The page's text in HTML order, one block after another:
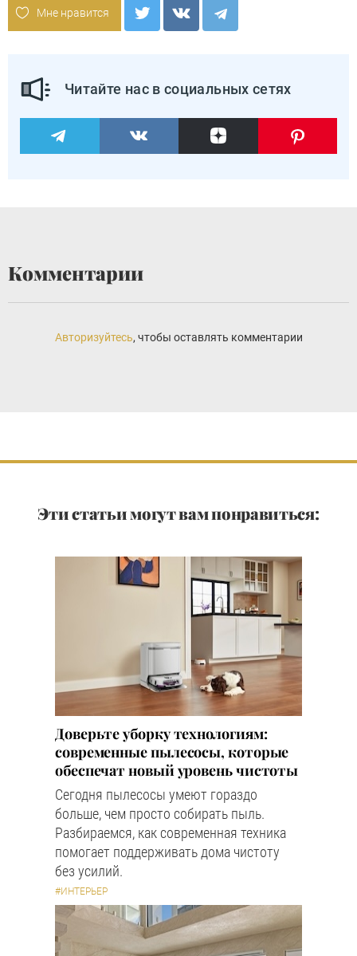
Мне нравится
Читайте нас в социальных сетях
Комментарии
Авторизуйтесь, чтобы оставлять комментарии
Эти статьи могут вам понравиться:
Доверьте уборку технологиям:
современные пылесосы, которые
обеспечат новый уровень чистоты
Сегодня пылесосы умеют гораздо
больше, чем просто собирать пыль.
Разбираемся, как современная техника
помогает поддерживать дома чистоту
без усилий.
#ИНТЕРЬЕР